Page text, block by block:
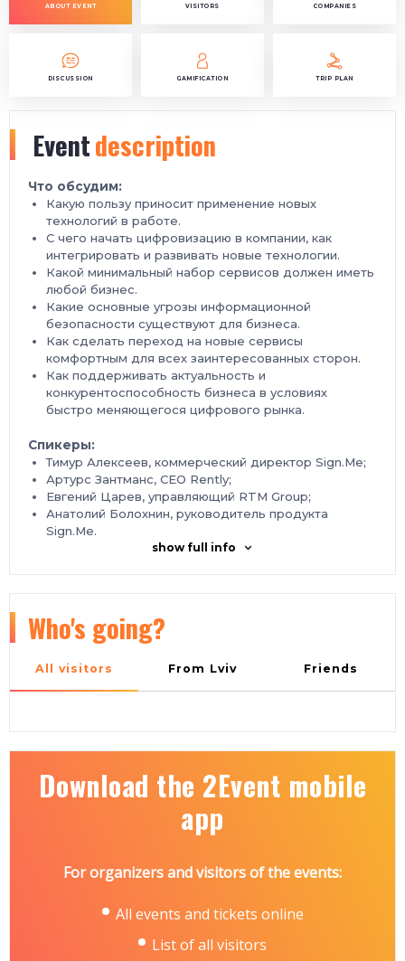
ABOUT EVENT VISITORS COMPANIES
DISCUSSION GAMIFICATION TRIP PLAN
Eventdescription
Что обсудим:
Какую пользу приносит применение новых
технологий в работе.
С чего начать цифровизацию в компании, как
интегрировать и развивать новые технологии.
Какой минимальный набор сервисов должен иметь
любой бизнес.
Какие основные угрозы информационной
безопасности существуют для бизнеса.
Как сделать переход на новые сервисы
комфортным для всех заинтересованных сторон.
Как поддерживать актуальность и
конкурентоспособность бизнеса в условиях
быстро меняющегося цифрового рынка.
Спикеры:
Тимур Алексеев, коммерческий директор Sign.Me;
Артурс Зантманс, CEO Rently;
Евгений Царев, управляющий RTM Group;
Анатолий Болохнин, руководитель продукта
Sign.Me.
show full info
Who's going?
All visitors From Lviv Friends
Download the 2Event mobile
app
For organizers and visitors of the events:
All events and tickets online
List of all visitors